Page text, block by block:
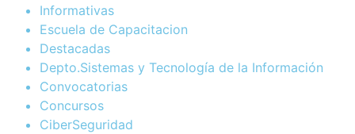
Informativas
Escuela de Capacitacion
Destacadas
Depto.Sistemas y Tecnología de la Información
Convocatorias
Concursos
CiberSeguridad